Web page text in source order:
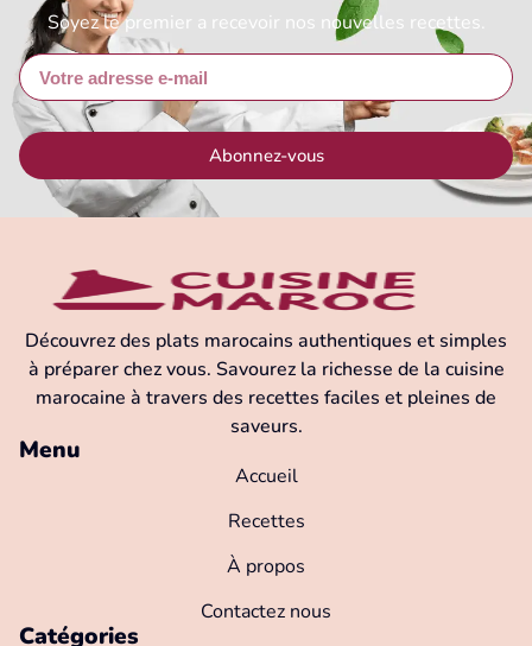
Soyez le premier a recevoir nos nouvelles recettes.
Abonnez-vous
Découvrez des plats marocains authentiques et simples
à préparer chez vous. Savourez la richesse de la cuisine
marocaine à travers des recettes faciles et pleines de
saveurs.
Menu
Accueil
Recettes
À propos
Contactez nous
Catégories